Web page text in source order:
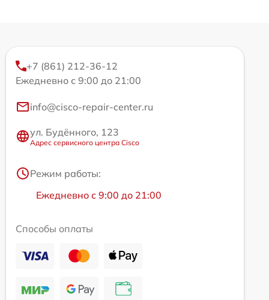
+7 (861) 212-36-12
Ежедневно с 9:00 до 21:00
info@cisco-repair-center.ru
ул. Будённого, 123
Адрес сервисного центра Cisco
Режим работы:
Ежедневно с 9:00 до 21:00
Способы оплаты